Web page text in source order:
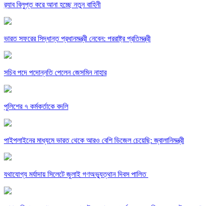
র‍্যাব বিলুপ্ত করে আনা হচ্ছে নতুন বাহিনী
ভারত সফরের সিদ্ধান্ত প্রধানমন্ত্রী নেবেন: পররাষ্ট্র প্রতিমন্ত্রী
সচিব পদে পদোন্নতি পেলেন জেসমিন নাহার
পুলিশের ৭ কর্মকর্তাকে বদলি
পাইপলাইনের মাধ্যমে ভারত থেকে আরও বেশি ডিজেল চেয়েছি: জ্বালানিমন্ত্রী
যথাযোগ্য মর্যাদায় সিলেটে জুলাই গণঅভ্যুত্থান দিবস পালিত